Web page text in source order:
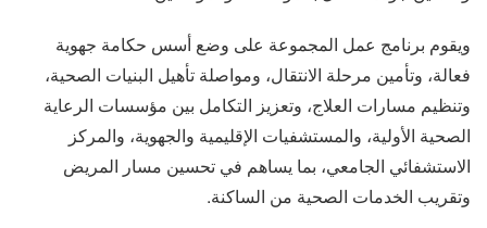
ويقوم برنامج عمل المجموعة على وضع أسس حكامة جهوية
فعالة، وتأمين مرحلة الانتقال، ومواصلة تأهيل البنيات الصحية،
وتنظيم مسارات العلاج، وتعزيز التكامل بين مؤسسات الرعاية
الصحية الأولية، والمستشفيات الإقليمية والجهوية، والمركز
الاستشفائي الجامعي، بما يساهم في تحسين مسار المريض
وتقريب الخدمات الصحية من الساكنة.